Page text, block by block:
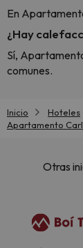
En
¿Hay
Sí,
comunes.
Inicio Hoteles
Apartamento
Otras